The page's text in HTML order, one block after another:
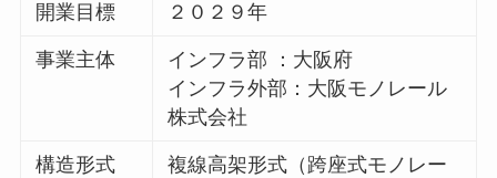
開業目標 ２０２９年
事業主体
インフラ部 ：大阪府
インフラ外部：大阪モノレール
株式会社
構造形式
複線高架形式（跨座式モノレー